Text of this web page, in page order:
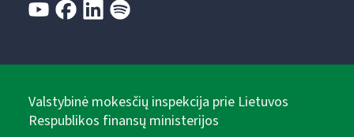
Valstybinė mokesčių inspekcija prie Lietuvos
Respublikos finansų ministerijos